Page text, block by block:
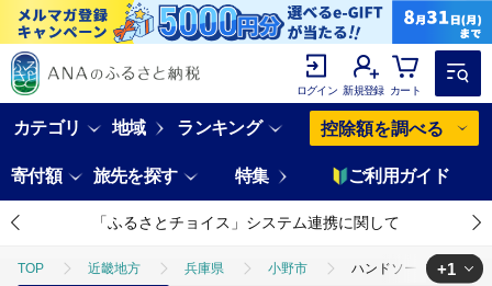
ログイン 新規登録 カート
カテゴリ 地域 ランキング 控除額を調べる
寄付額 旅先を探す 特集 ご利用ガイド
「ふるさとチョイス」システム連携に関して
TOP 近畿地方 兵庫県 小野市 ハンドソープ キレイキ
+1